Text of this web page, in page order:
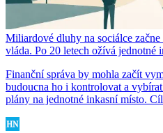
Miliardové dluhy na sociálce
vláda. Po 20 letech ožívá jednotné
Finanční správa by mohla začít
budoucna ho i kontrolovat a
plány na jednotné inkasní místo.